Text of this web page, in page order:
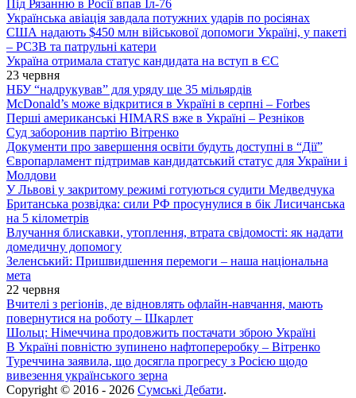
Під Рязанню в Росії впав Іл-76
Українська авіація завдала потужних ударів по росіянах
США надають $450 млн військової допомоги Україні, у пакеті
– РСЗВ та патрульні катери
Україна отримала статус кандидата на вступ в ЄС
23 червня
НБУ “надрукував” для уряду ще 35 мільярдів
McDonald’s може відкритися в Україні в серпні – Forbes
Перші американські HIMARS вже в Україні – Резніков
Суд заборонив партію Вітренко
Документи про завершення освіти будуть доступні в “Дії”
Європарламент підтримав кандидатський статус для України і
Молдови
У Львові у закритому режимі готуються судити Медведчука
Британська розвідка: сили РФ просунулися в бік Лисичанська
на 5 кілометрів
Влучання блискавки, утоплення, втрата свідомості: як надати
домедичну допомогу
Зеленський: Пришвидшення перемоги – наша національна
мета
22 червня
Вчителі з регіонів, де відновлять офлайн-навчання, мають
повернутися на роботу – Шкарлет
Шольц: Німеччина продовжить постачати зброю Україні
В Україні повністю зупинено нафтопереробку – Вітренко
Туреччина заявила, що досягла прогресу з Росією щодо
вивезення українського зерна
Copyright © 2016 - 2026 Сумські Дебати.